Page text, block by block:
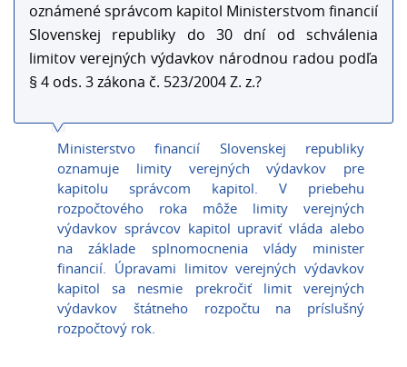
oznámené správcom kapitol Ministerstvom financií
Slovenskej republiky do 30 dní od schválenia
limitov verejných výdavkov národnou radou podľa
§ 4 ods. 3 zákona č. 523/2004 Z. z.?
Ministerstvo financií Slovenskej republiky
oznamuje limity verejných výdavkov pre
kapitolu správcom kapitol. V priebehu
rozpočtového roka môže limity verejných
výdavkov správcov kapitol upraviť vláda alebo
na základe splnomocnenia vlády minister
financií. Úpravami limitov verejných výdavkov
kapitol sa nesmie prekročiť limit verejných
výdavkov štátneho rozpočtu na príslušný
rozpočtový rok.